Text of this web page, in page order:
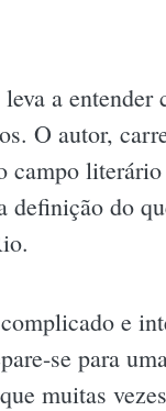
a entender
O autor,
campo
do
e
se para
muitas